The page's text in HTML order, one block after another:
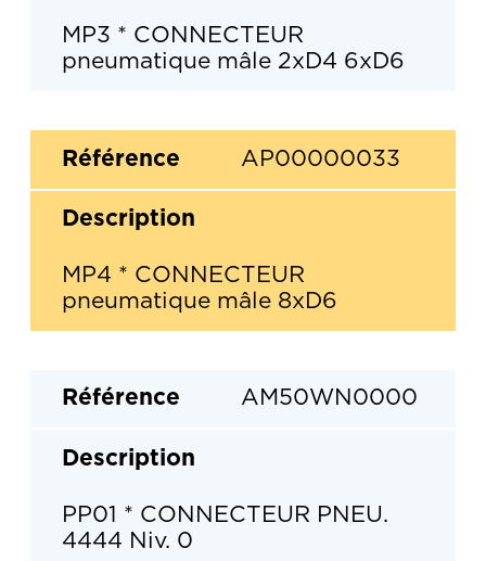
MP3 * CONNECTEUR
pneumatique mâle 2xD4 6xD6
AP00000033
MP4 * CONNECTEUR
pneumatique mâle 8xD6
AM50WN0000
PP01 * CONNECTEUR PNEU.
4444 Niv. 0